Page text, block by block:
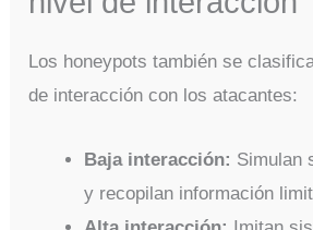
Los honeypots también se
de interacción con los atacantes:
Baja interacción: Simulan
y recopilan información